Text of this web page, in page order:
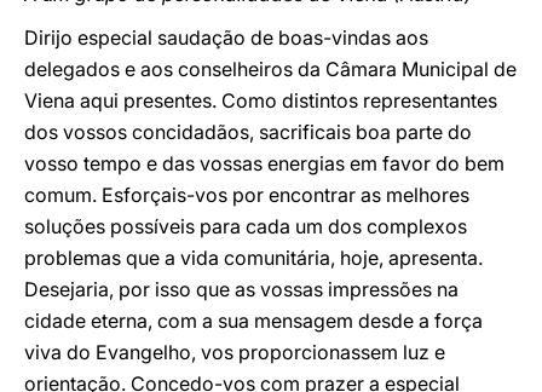
Dirijo especial saudação de boas-vindas aos
delegados e aos conselheiros da Câmara Municipal de
Viena aqui presentes. Como distintos representantes
dos vossos concidadãos, sacrificais boa parte do
vosso tempo e das vossas energias em favor do bem
comum. Esforçais-vos por encontrar as melhores
soluções possíveis para cada um dos complexos
problemas que a vida comunitária, hoje, apresenta.
Desejaria, por isso que as vossas impressões na
cidade eterna, com a sua mensagem desde a força
viva do Evangelho, vos proporcionassem luz e
orientação. Concedo-vos com prazer a especial